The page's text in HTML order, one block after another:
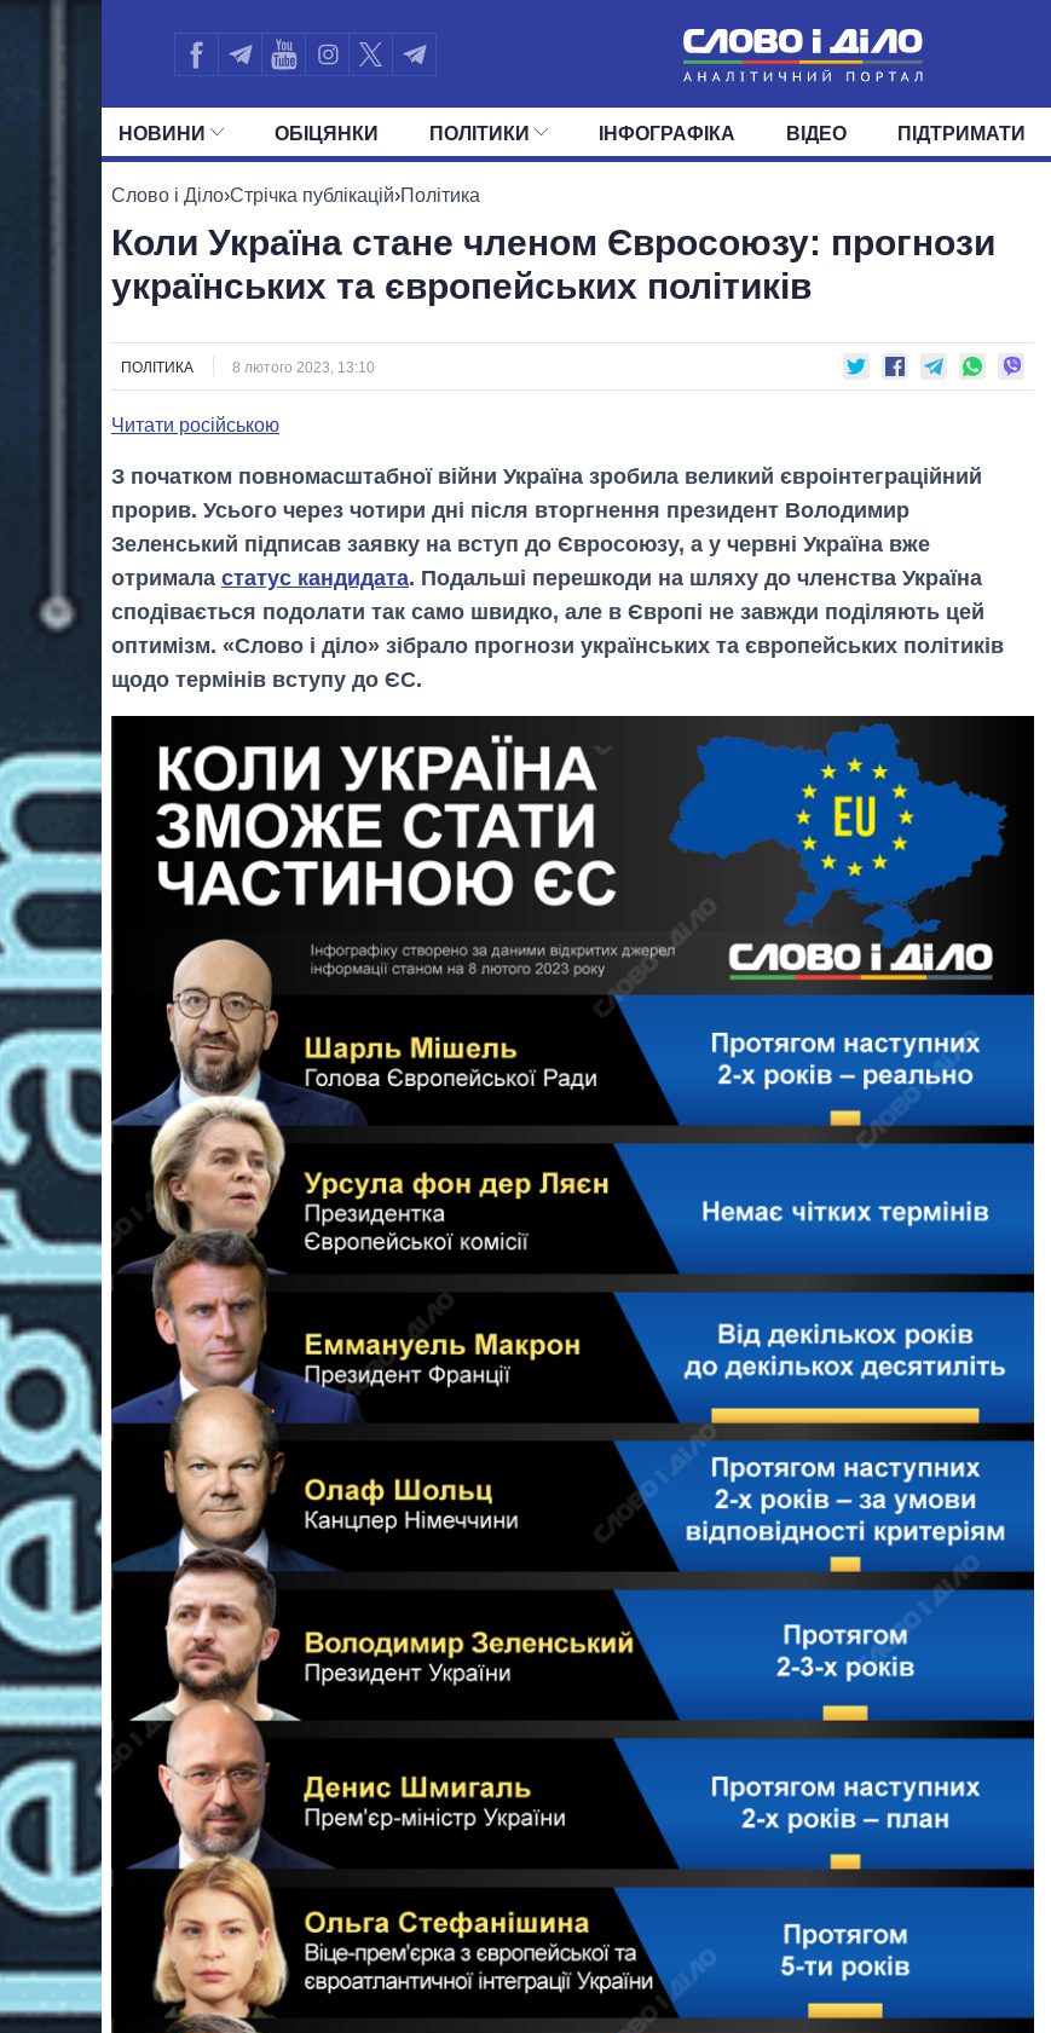
НОВИНИ
ПОЛІТИКА ЕКОНОМІКА СУСПІЛЬСТВО СВІТ
ОБIЦЯНКИ ПОЛIТИКИ
УСІ ПОЛІТИКИ ПРЕЗИДЕНТ І ОФІС
ДЕПУТАТИ КОМІТЕТИ ФРАКЦІЇ ОКРУГИ
ІНФОГРАФІКА ВІДЕО ПІДТРИМАТИ
Слово і Діло›Стрічка публікацій›Політика
Коли Україна стане членом Євросоюзу: прогнози
українських та європейських політиків
ПОЛІТИКА 8 лютого 2023, 13:10
Читати російською
З початком повномасштабної війни Україна зробила великий євроінтеграційний
прорив. Усього через чотири дні після вторгнення президент Володимир
Зеленський підписав заявку на вступ до Євросоюзу, а у червні Україна вже
отримала статус кандидата. Подальші перешкоди на шляху до членства Україна
сподівається подолати так само швидко, але в Європі не завжди поділяють цей
оптимізм. «Слово і діло» зібрало прогнози українських та європейських політиків
щодо термінів вступу до ЄС.
Як зросли тарифи
на холодну воду у
містах України на
початок серпня